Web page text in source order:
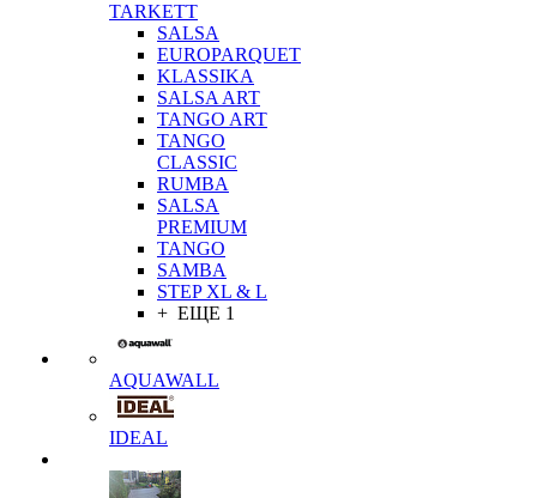
TARKETT
SALSA
EUROPARQUET
KLASSIKA
SALSA ART
TANGO ART
TANGO
CLASSIC
RUMBA
SALSA
PREMIUM
TANGO
SAMBA
STEP XL & L
+ ЕЩЕ 1
AQUAWALL
IDEAL